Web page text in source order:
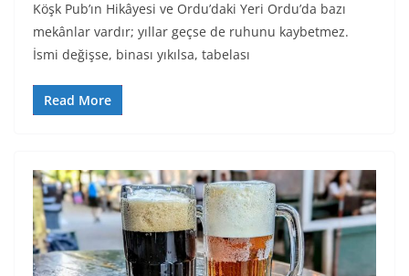
Köşk Pub’ın Hikâyesi ve Ordu’daki Yeri Ordu’da bazı
mekânlar vardır; yıllar geçse de ruhunu kaybetmez.
İsmi değişse, binası yıkılsa, tabelası
Read More